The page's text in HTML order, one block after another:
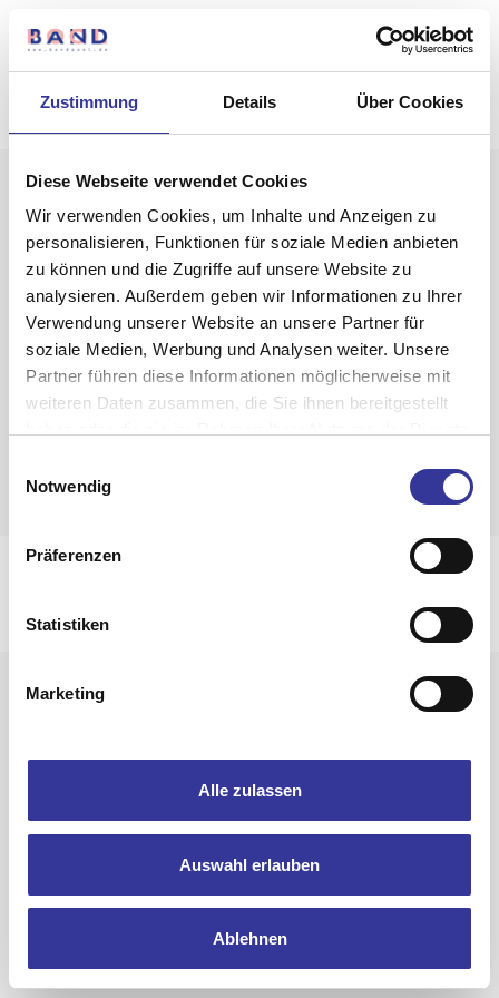
Zustimmung Details Über Cookies
Diese Webseite verwendet Cookies
Wir verwenden Cookies, um Inhalte und Anzeigen zu
personalisieren, Funktionen für soziale Medien anbieten
zu können und die Zugriffe auf unsere Website zu
analysieren. Außerdem geben wir Informationen zu Ihrer
Verwendung unserer Website an unsere Partner für
soziale Medien, Werbung und Analysen weiter. Unsere
Partner führen diese Informationen möglicherweise mit
weiteren Daten zusammen, die Sie ihnen bereitgestellt
Datenschutzerklärung
Notwendig
Präferenzen
Statistiken
Marketing
Alle zulassen
Auswahl erlauben
Ablehnen
Sommerpause
cempakaslot slot gacor terbaru